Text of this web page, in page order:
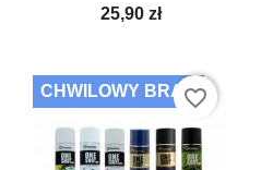
25,90 zł
CHWILOWY BRAKfavorite_border